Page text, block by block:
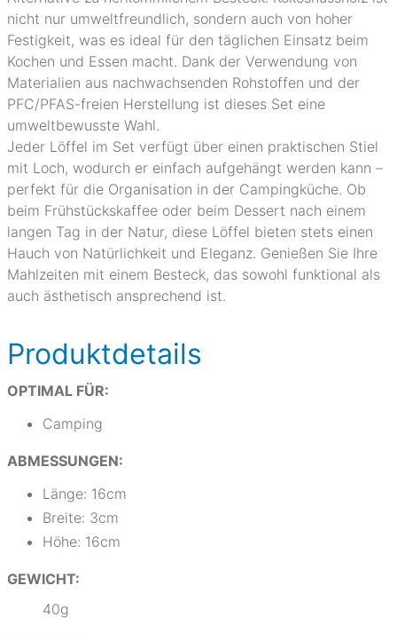
nicht nur umweltfreundlich, sondern auch von hoher
Festigkeit, was es ideal für den täglichen Einsatz beim
Kochen und Essen macht. Dank der Verwendung von
Materialien aus nachwachsenden Rohstoffen und der
PFC/PFAS-freien Herstellung ist dieses Set eine
umweltbewusste Wahl.
Jeder Löffel im Set verfügt über einen praktischen Stiel
mit Loch, wodurch er einfach aufgehängt werden kann –
perfekt für die Organisation in der Campingküche. Ob
beim Frühstückskaffee oder beim Dessert nach einem
langen Tag in der Natur, diese Löffel bieten stets einen
Hauch von Natürlichkeit und Eleganz. Genießen Sie Ihre
Mahlzeiten mit einem Besteck, das sowohl funktional als
auch ästhetisch ansprechend ist.
Produktdetails
OPTIMAL FÜR:
Camping
ABMESSUNGEN:
Länge: 16cm
Breite: 3cm
Höhe: 16cm
GEWICHT:
40g